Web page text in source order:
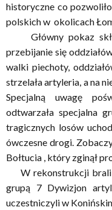
historyczne co
polskich w okolicach
Główny pokaz
przebijanie się
walki piechoty,
strzelała artyleria, a na
Specjalną uwagę
odtwarzała specjalna
tragicznych losów
ówczesne drogi.
Bołtucia , który zginął
W rekonstrukcji brali
grupą 7 Dywizjon
uczestniczyli w